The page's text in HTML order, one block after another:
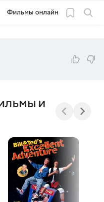
Фильмы онлайн
и